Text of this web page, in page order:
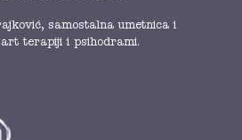
samostalna umetnica i
terapiji i psihodrami.